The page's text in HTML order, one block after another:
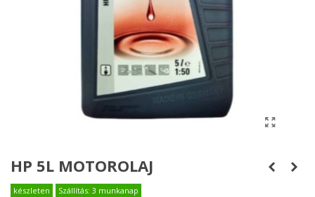
HP 5L MOTOROLAJ
készleten Szállítás: 3 munkanap